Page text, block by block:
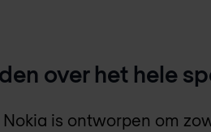
over het hele
is ontworpen om